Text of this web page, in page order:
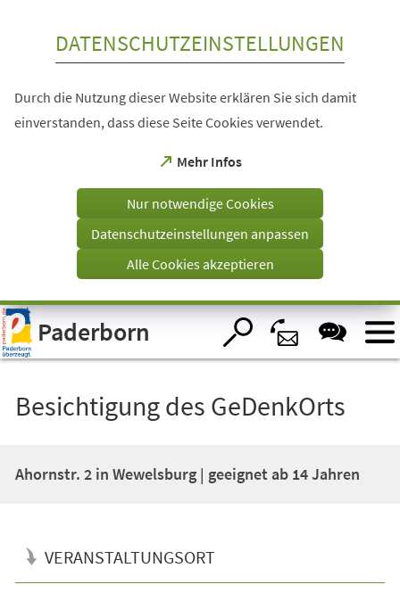
Visuelle
Assistenzsoftware
öffnen.
DATENSCHUTZEINSTELLUNGEN
Durch die Nutzung dieser Website erklären Sie sich damit
einverstanden, dass diese Seite Cookies verwendet.
Mehr Infos
(Öffnet
einem
Tab)
Nur notwendige Cookies
Datenschutzeinstellungen anpassen
Alle Cookies akzeptieren
Paderborn
Besichtigung des GeDenkOrts
Ahornstr. 2 in Wewelsburg | geeignet ab 14 Jahren
VERANSTALTUNGSORT